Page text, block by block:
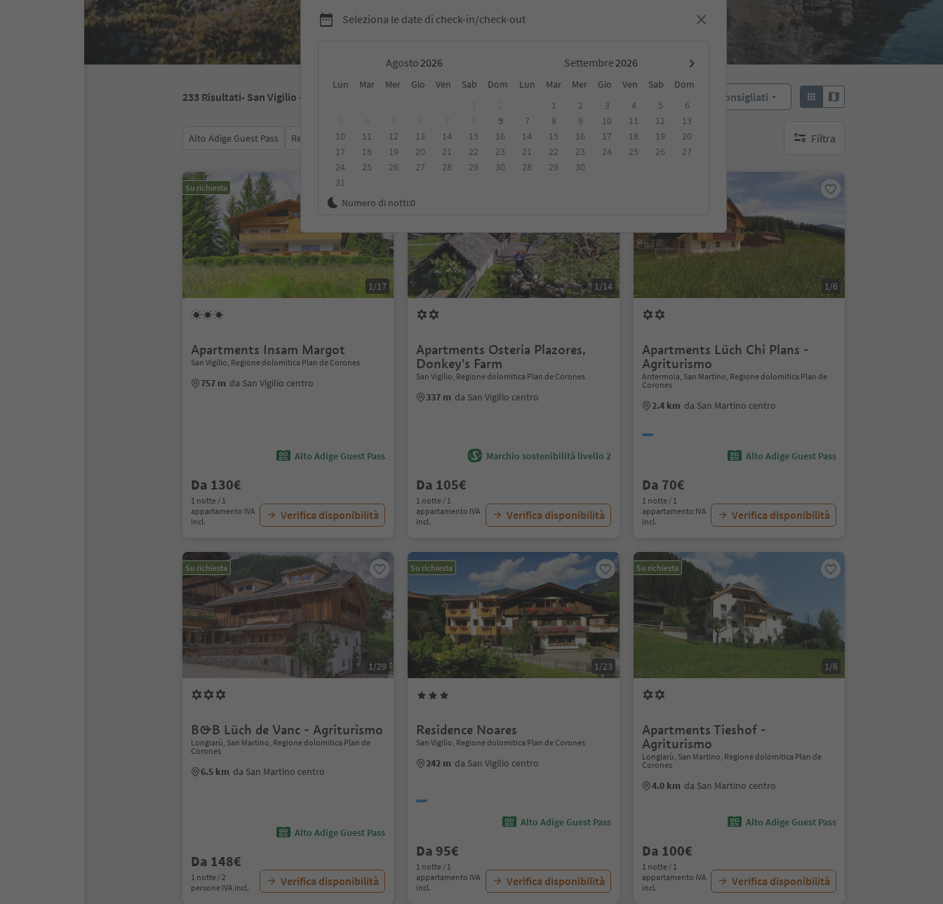
Seleziona le date di check-in/check-out
Agosto Settembre
Lun Mar Mer Gio Ven Sab Dom Lun Mar Mer Gio Ven Sab
Dom
9
10
11 12 13 14 15
16
17
18 19 20 21 22
23
24
25 26 27 28 29
30
31
1 2 3 4 5
6
7
8 9 10 11 12
13
14
15 16 17 18 19
20
21
22 23 24 25 26
27
28
29 30
Numero di notti:0
233 Risultati- San Vigilio - San Martino Consigliati
Alto Adige Guest Pass Recensioni Categoria Trattamento Alloggi sostenibili Filtra
nessun filtro attivo
Su richiesta
1/17
Apartments Insam Margot
San Vigilio, Regione dolomitica Plan de Corones
757 m da San Vigilio centro
Alto Adige Guest Pass
Da 130€
1 notte / 1
appartamento IVA
incl.
Verifica disponibilità
1/14
Apartments Osteria Plazores,
Donkey's Farm
San Vigilio, Regione dolomitica Plan de Corones
337 m da San Vigilio centro
Marchio sostenibilità livello 2
Da 105€
1 notte / 1
appartamento IVA
incl.
Verifica disponibilità
1/6
Apartments Lüch Chi Plans -
Agriturismo
Antermoia, San Martino, Regione dolomitica Plan de
Corones
2.4 km da San Martino centro
Alto Adige Guest Pass
Da 70€
1 notte / 1
appartamento IVA
incl.
Verifica disponibilità
Su richiesta
1/29
B&B Lüch de Vanc - Agriturismo
Longiarù, San Martino, Regione dolomitica Plan de
Corones
6.5 km da San Martino centro
Alto Adige Guest Pass
Da 148€
1 notte / 2
persone IVA incl.
Verifica disponibilità
Su richiesta
1/23
Residence Noares
San Vigilio, Regione dolomitica Plan de Corones
242 m da San Vigilio centro
Alto Adige Guest Pass
Da 95€
1 notte / 1
appartamento IVA
incl.
Verifica disponibilità
Su richiesta
1/6
Apartments Tieshof -
Agriturismo
Longiarù, San Martino, Regione dolomitica Plan de
Corones
4.0 km da San Martino centro
Alto Adige Guest Pass
Da 100€
1 notte / 1
appartamento IVA
incl.
Verifica disponibilità